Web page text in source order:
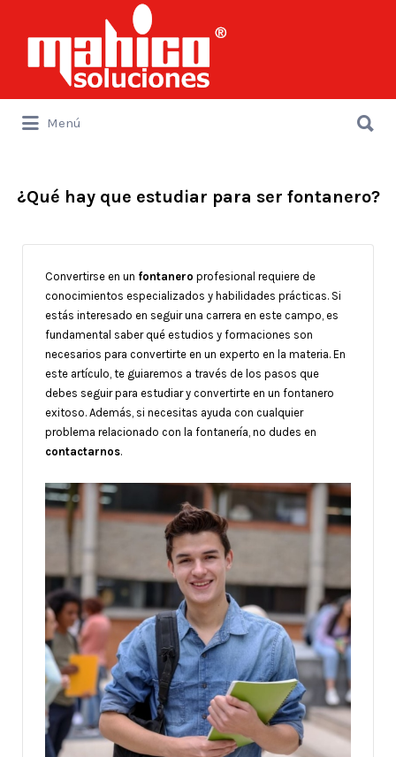
por:
Menú
por:
¿Qué hay que estudiar para ser fontanero?
Convertirse en un fontanero profesional requiere de
conocimientos especializados y habilidades prácticas. Si
estás interesado en seguir una carrera en este campo, es
fundamental saber qué estudios y formaciones son
necesarios para convertirte en un experto en la materia. En
este artículo, te guiaremos a través de los pasos que
debes seguir para estudiar y convertirte en un fontanero
exitoso. Además, si necesitas ayuda con cualquier
problema relacionado con la fontanería, no dudes en
contactarnos.